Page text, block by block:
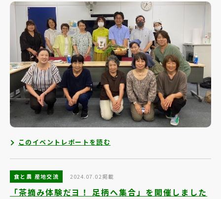
このイベントレポートを読む
食と農 産地交流 2024.07.02掲載
「茶摘み体験だヨ！ 足柄へ集合」を開催しました